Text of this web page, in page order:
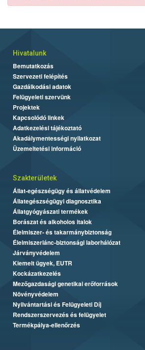
Hivatalunk
Bemutatkozás
Szervezeti felépítés
Gazdálkodási adatok
Felügyeleti szervünk
Projektek
Kapcsolódó linkek
Adatkezelési tájékoztató
Akadálymentességi nyilatkozat
Üzemeltetési információ
Szakterületek
Állat-egészségügy és állatvédelem
Állategészségügyi diagnosztika
Állatgyógyászati termékek
Borászat és alkoholos italok
Élelmiszer- és takarmánybiztonság
Élelmiszerlánc-biztonsági laborhálózat
Járványvédelem
Kiemelt ügyek, EUTR
Kockázatkezelés
Mezőgazdasági genetikai erőforrások
Növényvédelem
Nyilvántartási és Felügyeleti Díj
Rendszerszervezés és felügyelet
Termékpálya-ellenőrzés